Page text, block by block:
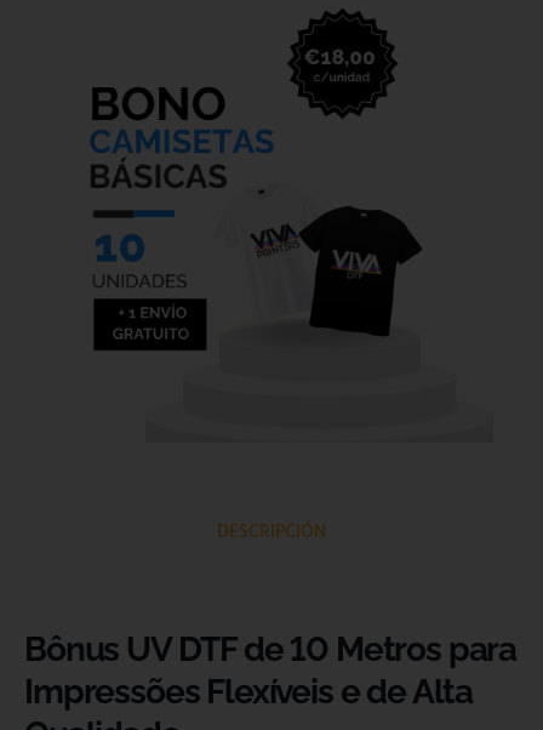
DESCRIPCIÓN
Bônus UV DTF de 10 Metros para
Impressões Flexíveis e de Alta